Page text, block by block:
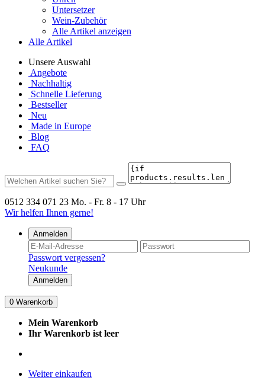
Untersetzer
Wein-Zubehör
Alle Artikel anzeigen
Alle Artikel
Unsere Auswahl
Angebote
Nachhaltig
Schnelle Lieferung
Bestseller
Neu
Made in Europe
Blog
FAQ
0512 334 071 23 Mo. - Fr. 8 - 17 Uhr
Wir helfen Ihnen gerne!
Anmelden
Passwort vergessen?
Neukunde
Anmelden
0 Warenkorb
Mein Warenkorb
Ihr Warenkorb ist leer
Weiter einkaufen